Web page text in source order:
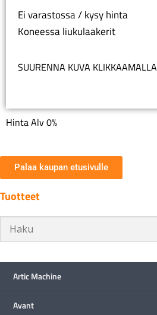
Ei varastossa / kysy hinta
Koneessa liukulaakerit
SUURENNA KUVA KLIKKAAMALLA
Hinta Alv 0%
Palaa kaupan etusivulle
Tuotteet
Artic Machine
Avant